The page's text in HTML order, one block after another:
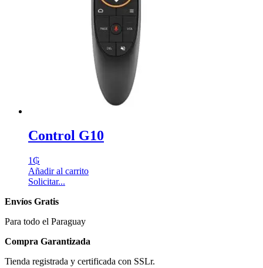
Control G10
1₲
Añadir al carrito
Solicitar...
Envíos Gratis
Para todo el Paraguay
Compra Garantizada
Tienda registrada y certificada con SSLr.